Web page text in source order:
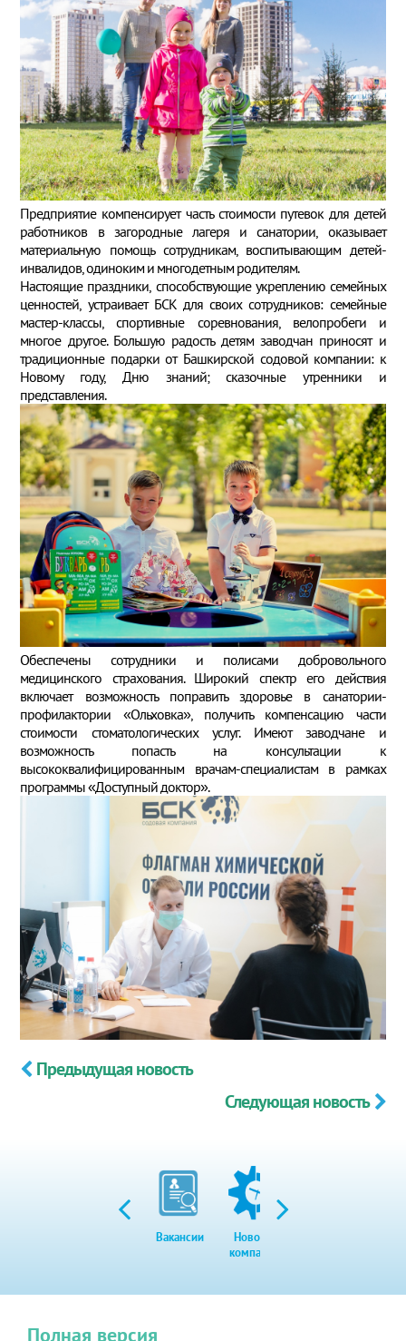
Предприятие компенсирует часть стоимости путевок для детей
работников в загородные лагеря и санатории, оказывает
материальную помощь сотрудникам, воспитывающим детей-
инвалидов, одиноким и многодетным родителям.
Настоящие праздники, способствующие укреплению семейных
ценностей, устраивает БСК для своих сотрудников: семейные
мастер-классы, спортивные соревнования, велопробеги и
многое другое. Большую радость детям заводчан приносят и
традиционные подарки от Башкирской содовой компании: к
Новому году, Дню знаний; сказочные утренники и
представления.
Обеспечены сотрудники и полисами добровольного
медицинского страхования. Широкий спектр его действия
включает возможность поправить здоровье в санатории-
профилактории «Ольховка», получить компенсацию части
стоимости стоматологических услуг. Имеют заводчане и
возможность попасть на консультации к
высококвалифицированным врачам-специалистам в рамках
программы «Доступный доктор».
Предыдущая новость
Следующая новость
Вакансии
Новости
компании
Полная версия